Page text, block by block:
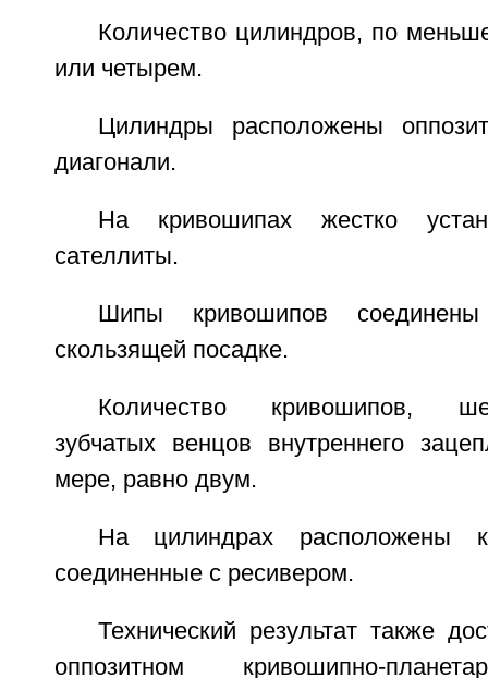
Количество цилиндров, по
или четырем.
Цилиндры расположены
диагонали.
На кривошипах жестко
сателлиты.
Шипы кривошипов
скользящей посадке.
Количество кривошипов,
зубчатых венцов внутреннего
мере, равно двум.
На цилиндрах расположены
соединенные с ресивером.
Технический результат также
оппозитном кривошипно-